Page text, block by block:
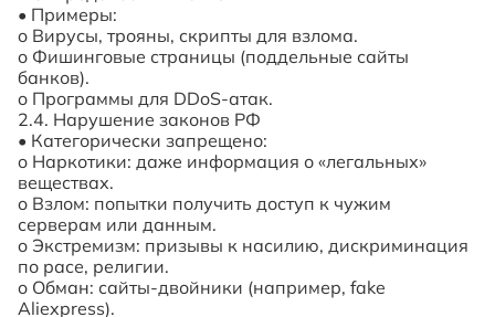
• Примеры:
o Вирусы, трояны, скрипты для взлома.
o Фишинговые страницы (поддельные сайты
банков).
o Программы для DDoS-атак.
2.4. Нарушение законов РФ
• Категорически запрещено:
o Наркотики: даже информация о «легальных»
веществах.
o Взлом: попытки получить доступ к чужим
серверам или данным.
o Экстремизм: призывы к насилию, дискриминация
по расе, религии.
o Обман: сайты-двойники (например, fake
Aliexpress).